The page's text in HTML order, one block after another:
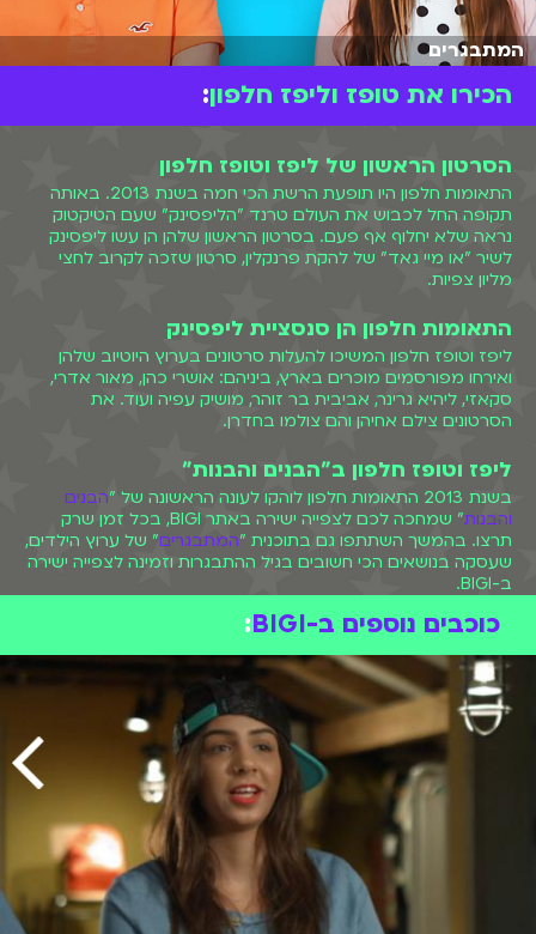
המתבגרים
הכירו את טופז וליפז חלפון:
הסרטון הראשון של ליפז וטופז חלפון
התאומות חלפון היו תופעת הרשת הכי חמה בשנת 2013. באותה
תקופה החל לכבוש את העולם טרנד "הליפסינק" שעם הטיקטוק
נראה שלא יחלוף אף פעם. בסרטון הראשון שלהן הן עשו ליפסינק
לשיר "או מיי גאד" של להקת פרנקלין, סרטון שזכה לקרוב לחצי
מליון צפיות.
התאומות חלפון הן סנסציית ליפסינק
ליפז וטופז חלפון המשיכו להעלות סרטונים בערוץ היוטיוב שלהן
ואירחו מפורסמים מוכרים בארץ, ביניהם: אושרי כהן, מאור אדרי,
סקאזי, ליהיא גרינר, אביבית בר זוהר, מושיק עפיה ועוד. את
הסרטונים צילם אחיהן והם צולמו בחדרן.
ליפז וטופז חלפון ב"הבנים והבנות"
בשנת 2013 התאומות חלפון לוהקו לעונה הראשונה של "
הבנים
והבנות
" שמחכה לכם לצפייה ישירה באתר BIGI, בכל זמן שרק
תרצו. בהמשך השתתפו גם בתוכנית "המתבגרים" של ערוץ הילדים,
שעסקה בנושאים הכי חשובים בגיל ההתבגרות וזמינה לצפייה ישירה
ב-BIGI.
כוכבים נוספים ב-BIGI :